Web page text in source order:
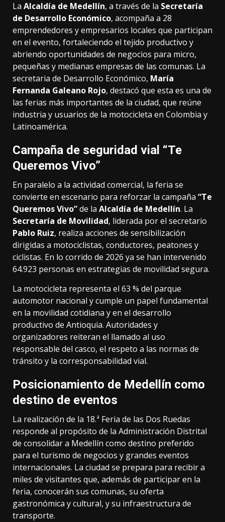
La Alcaldía de Medellín, a través de la Secretaría
de Desarrollo Económico, acompaña a 28
emprendedores y empresarios locales que participan
en el evento, fortaleciendo el tejido productivo y
abriendo oportunidades de negocios para micro,
pequeñas y medianas empresas de las comunas. La
secretaria de Desarrollo Económico, María
Fernanda Galeano Rojo, destacó que esta es una de
las ferias más importantes de la ciudad, que reúne
industria y usuarios de la motocicleta en Colombia y
Latinoamérica.
Campaña de seguridad vial “Te
Queremos Vivo”
En paralelo a la actividad comercial, la feria se
convierte en escenario para reforzar la campaña “Te
Queremos Vivo”de la Alcaldía de Medellín. La
Secretaría de Movilidad, liderada por el secretario
Pablo Ruiz, realiza acciones de sensibilización
dirigidas a motociclistas, conductores, peatones y
ciclistas. En lo corrido de 2026 ya se han intervenido
64.923 personas en estrategias de movilidad segura.
La motocicleta representa el 63 % del parque
automotor nacional y cumple un papel fundamental
en la movilidad cotidiana y en el desarrollo
productivo de Antioquia. Autoridades y
organizadores reiteran el llamado al uso
responsable del casco, el respeto a las normas de
tránsito y la corresponsabilidad vial.
Posicionamiento de Medellín como
destino de eventos
La realización de la 18.ª Feria de las Dos Ruedas
responde al propósito de la Administración Distrital
de consolidar a Medellín como destino preferido
para el turismo de negocios y grandes eventos
internacionales. La ciudad se prepara para recibir a
miles de visitantes que, además de participar en la
feria, conocerán sus comunas, su oferta
gastronómica y cultural, y su infraestructura de
transporte.